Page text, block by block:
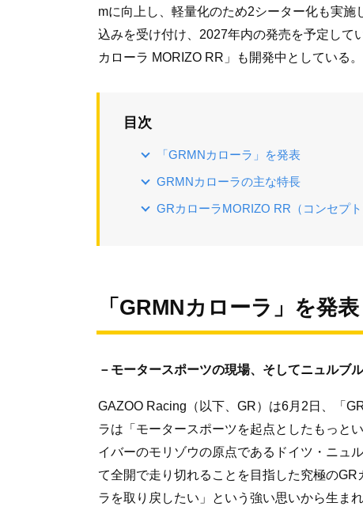
mに向上し、軽量化のため2シーター化も実
込みを受け付け、2027年内の発売を予定して
カローラ MORIZO RR」も開発中としている。
目次
「GRMNカローラ」を発表
GRMNカローラの主な特長
GRカローラMORIZO RR（コンセプト
「GRMNカローラ」を発表
－モータースポーツの現場、そしてニュルブ
GAZOO Racing（以下、GR）は6月2日、「
ラは「モータースポーツを起点としたもっと
イバーのモリゾウの原点であるドイツ・ニュ
て全開で走り切れることを目指した究極の
ラを取り戻したい」という強い思いから生ま